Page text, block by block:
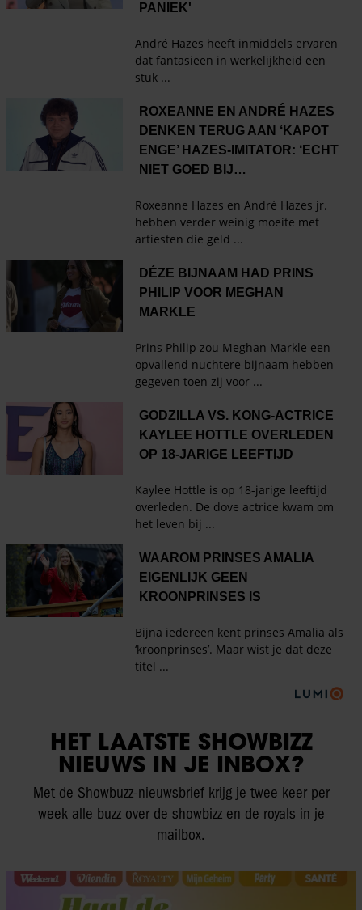
HET LAATSTE SHOWBIZZ
NIEUWS IN JE INBOX?
Met de Showbuzz-nieuwsbrief krijg je twee keer per
week alle buzz over de showbizz en de royals in je
mailbox.